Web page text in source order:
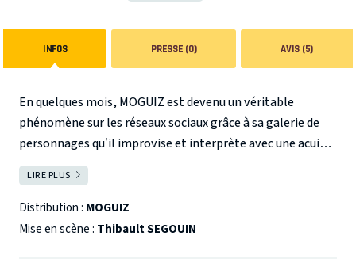
INFOS PRESSE (0) AVIS (5)
En quelques mois, MOGUIZ est devenu un véritable
phénomène sur les réseaux sociaux grâce à sa galerie de
personnages qu’il improvise et interprète avec une acuité
aiguisée. Son sens inné de portraitiste d’hommes et de
femmes de tous horizons (prof, secrétaire, comptable,
parents, enfants…) lui a permis de créer un rendez-vous
attendu chaque jour sur ses différents réseaux, par un
LIRE PLUS
Distribution : MOGUIZ
Mise en scène : Thibault SEGOUIN